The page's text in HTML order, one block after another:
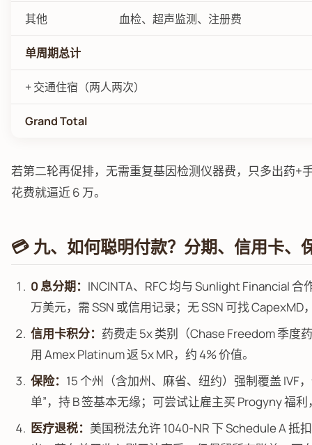
其他 血检、超声监测、注册费
单周期总计
+ 交通住宿（两人两次）
Grand Total
若第二轮再促排，无需重复基因检测仪器费，只多出药+
花费就逼近 6 万。
💳 九、如何聪明付款？分期、信用卡、
0 息分期： INCINTA、RFC 均与 Sunlight Financial 合
万美元，需 SSN 或信用记录；无 SSN 可找 CapexMD
信用卡积分： 药费走 5x 类别（Chase Freedom 季度
用 Amex Platinum 返 5x MR，约 4% 价值。
保险： 15 个州（含加州、麻省、纽约）强制覆盖 IVF
单”，持 B 签基本无缘；可尝试让雇主买 Progyny 福
医疗退税： 美国税法允许 1040-NR 下 Schedule A 抵